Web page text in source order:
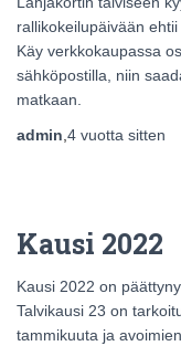
rallikokeilupäivään
Käy verkkokaupassa
sähköpostilla, niin
matkaan.
admin 4 vuotta sitten
Kausi 2022
Kausi 2022 on
Talvikausi 23 on
tammikuuta ja